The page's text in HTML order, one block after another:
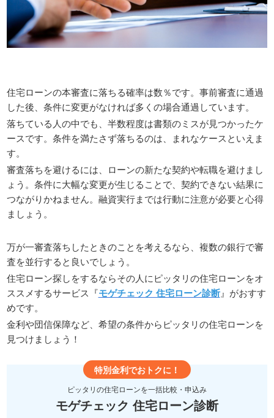
住宅ローンの本審査に落ちる確率は数％です。事前審査に通過
した後、条件に変更がなければ多くの場合通過しています。
落ちている人の中でも、半数程度は書類のミスが見つかったケ
ースです。条件を満たさず落ちるのは、まれなケースといえま
す。
審査落ちを避けるには、ローンの新たな契約や転職を避けまし
ょう。条件に大幅な変更が生じることで、契約できない結果に
つながりかねません。融資実行までは行動に注意が必要と心得
ましょう。
万が一審査落ちしたときのことを考えるなら、複数の銀行で審
査を並行すると良いでしょう。
住宅ローン探しをするならその人にピッタリの住宅ローンをオ
ススメするサービス『モゲチェック 住宅ローン診断』がおすす
めです。
金利や団信保障など、希望の条件からピッタリの住宅ローンを
見つけましょう！
特別金利でおトクに！
ピッタリの住宅ローンを一括比較・申込み
モゲチェック 住宅ローン診断